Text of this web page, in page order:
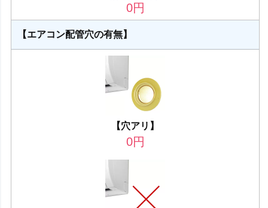
0円
【エアコン配管穴の有無】
【穴アリ】
0円